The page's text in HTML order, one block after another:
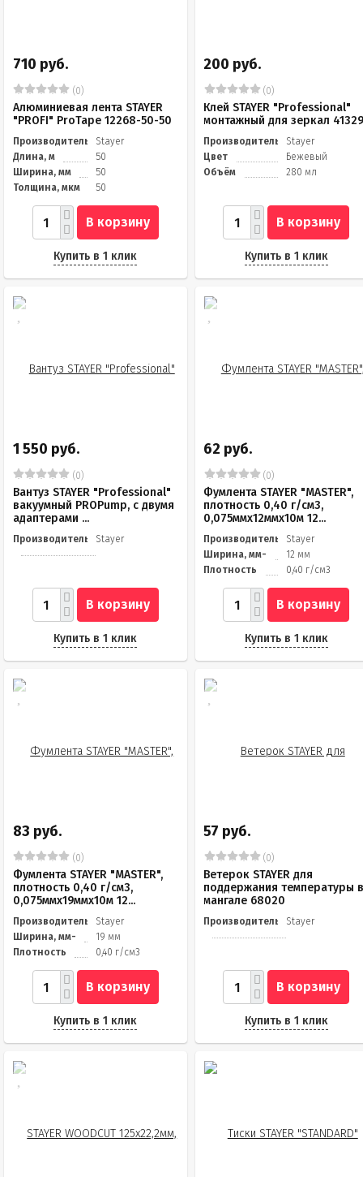
710 руб.
(0)
Алюминиевая лента STAYER
"PROFI" ProTape 12268-50-50
Производитель
Stayer
Длина, м
50
Ширина, мм
50
Толщина, мкм
50
В корзину
Купить в 1 клик
200 руб.
(0)
Клей STAYER "Professional"
монтажный для зеркал
Производитель
Stayer
Цвет
Бежевый
Объём
280 мл
В корзину
Купить в 1 клик
1 550 руб.
(0)
Вантуз STAYER "Professional"
вакуумный PROPump, с двумя
адаптерами ...
Производитель Stayer
В корзину
Купить в 1 клик
62 руб.
(0)
Фумлента STAYER "MASTER",
плотность 0,40 г/см3,
0,075ммх12ммх10м 12...
Производитель
Stayer
Ширина, мм-
12 мм
Плотность
0,40 г/см3
В корзину
Купить в 1 клик
83 руб.
(0)
Фумлента STAYER "MASTER",
плотность 0,40 г/см3,
0,075ммх19ммх10м 12...
Производитель
Stayer
Ширина, мм-
19 мм
Плотность
0,40 г/см3
В корзину
Купить в 1 клик
57 руб.
(0)
Ветерок STAYER для
поддержания температуры
мангале 68020
Производитель Stayer
В корзину
Купить в 1 клик